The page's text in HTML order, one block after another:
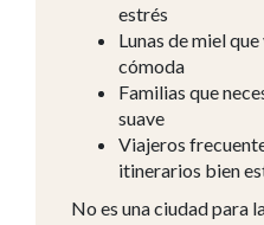
estrés
Lunas de miel
cómoda
Familias que
suave
Viajeros
itinerarios bien
No es una ciudad para